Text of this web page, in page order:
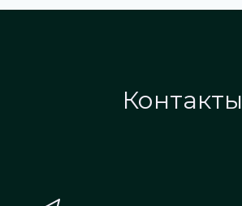
Контакты